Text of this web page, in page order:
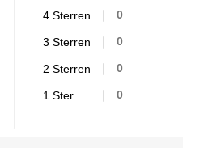
4 Sterren 0
3 Sterren 0
2 Sterren 0
1 Ster 0